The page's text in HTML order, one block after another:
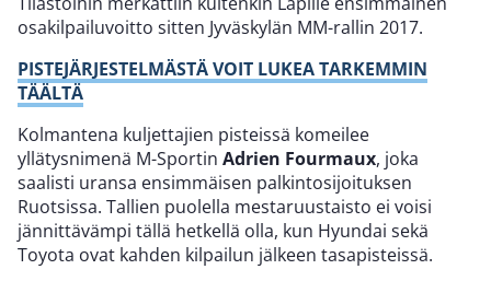
osakilpailuvoitto sitten Jyväskylän MM-rallin 2017.
PISTEJÄRJESTELMÄSTÄ VOIT LUKEA TARKEMMIN
TÄÄLTÄ
Kolmantena kuljettajien pisteissä komeilee
yllätysnimenä M-Sportin Adrien Fourmaux, joka
saalisti uransa ensimmäisen palkintosijoituksen
Ruotsissa. Tallien puolella mestaruustaisto ei voisi
jännittävämpi tällä hetkellä olla, kun Hyundai sekä
Toyota ovat kahden kilpailun jälkeen tasapisteissä.